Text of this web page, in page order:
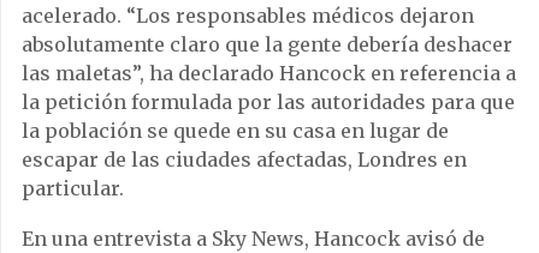
acelerado. “Los responsables médicos dejaron
absolutamente claro que la gente debería deshacer
las maletas”, ha declarado Hancock en referencia a
la petición formulada por las autoridades para que
la población se quede en su casa en lugar de
escapar de las ciudades afectadas, Londres en
particular.
En una entrevista a Sky News, Hancock avisó de